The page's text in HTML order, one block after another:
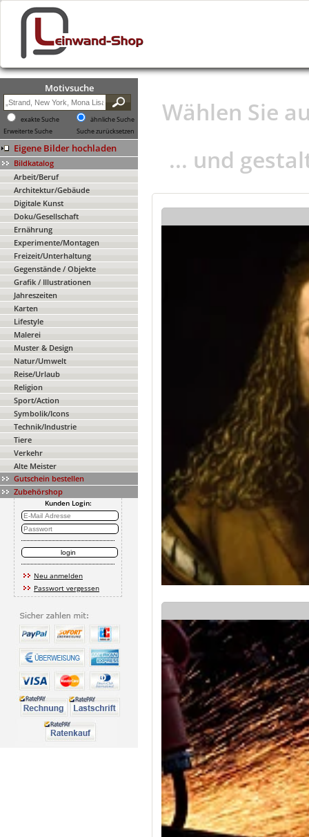
Motivsuche
exakte Suche
ähnliche Suche
Erweiterte Suche
Suche zurücksetzen
Eigene Bilder hochladen
Bildkatalog
Arbeit/Beruf
Architektur/Gebäude
Digitale Kunst
Doku/Gesellschaft
Ernährung
Experimente/Montagen
Freizeit/Unterhaltung
Gegenstände / Objekte
Grafik / Illustrationen
Jahreszeiten
Karten
Lifestyle
Malerei
Muster & Design
Natur/Umwelt
Reise/Urlaub
Religion
Sport/Action
Symbolik/Icons
Technik/Industrie
Tiere
Verkehr
Alte Meister
Gutschein bestellen
Zubehörshop
Kunden Login:
Neu anmelden
Passwort vergessen
Wählen Sie
... und